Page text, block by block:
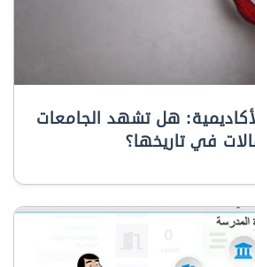
هل تشهد الجامعات
في تاريخها؟